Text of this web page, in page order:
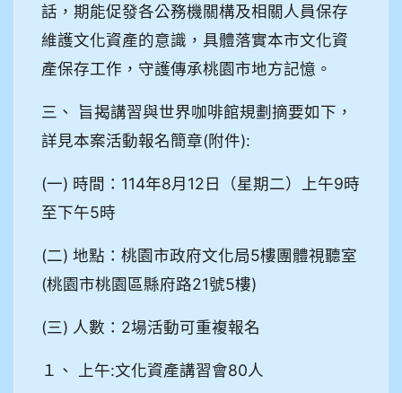
話，期能促發各公務機關構及相關人員保存
維護文化資產的意識，具體落實本市文化資
產保存工作，守護傳承桃園市地方記憶。
三、 旨揭講習與世界咖啡館規劃摘要如下，
詳見本案活動報名簡章(附件):
(一) 時間：114年8月12日（星期二）上午9時
至下午5時
(二) 地點：桃園市政府文化局5樓團體視聽室
(桃園市桃園區縣府路21號5樓)
(三) 人數：2場活動可重複報名
１、 上午:文化資產講習會80人